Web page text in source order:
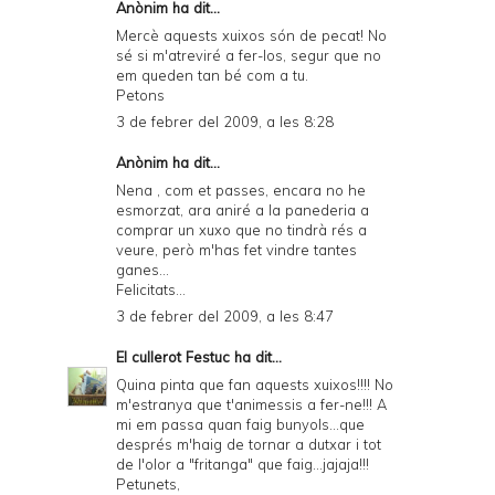
P
D
F
Anònim ha dit...
Mercè aquests xuixos són de pecat! No
sé si m'atreviré a fer-los, segur que no
em queden tan bé com a tu.
Petons
3 de febrer del 2009, a les 8:28
Anònim ha dit...
Nena , com et passes, encara no he
esmorzat, ara aniré a la panederia a
comprar un xuxo que no tindrà rés a
veure, però m'has fet vindre tantes
ganes...
Felicitats...
3 de febrer del 2009, a les 8:47
El cullerot Festuc ha dit...
Quina pinta que fan aquests xuixos!!!! No
m'estranya que t'animessis a fer-ne!!! A
mi em passa quan faig bunyols...que
després m'haig de tornar a dutxar i tot
de l'olor a "fritanga" que faig...jajaja!!!
Petunets,